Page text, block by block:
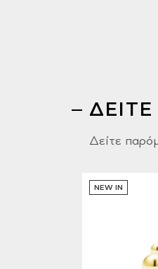
ΔΕΙΤΕ
Δείτε
NEW IN